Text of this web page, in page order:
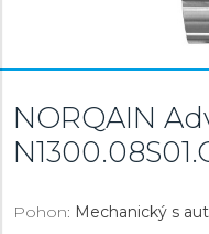
NORQAIN
Pohon: Mechanický s